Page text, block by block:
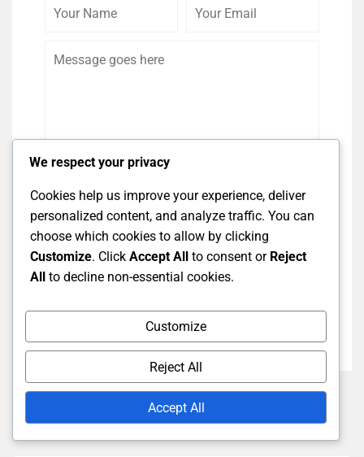
Save my name, email, and website in this
browser for the next time I comment.
Related Posts
We respect your privacy
Cookies help us improve your experience, deliver
personalized content, and analyze traffic. You can
choose which cookies to allow by clicking
Customize. Click Accept All to consent or Reject
All to decline non-essential cookies.
Customize
Reject All
Accept All